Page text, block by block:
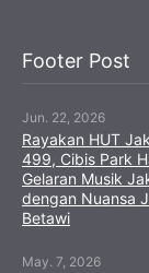
Footer Post
Jun. 22, 2026
Rayakan HUT
499, Cibis Park
Gelaran Musik
dengan Nuansa
Betawi
May. 7, 2026